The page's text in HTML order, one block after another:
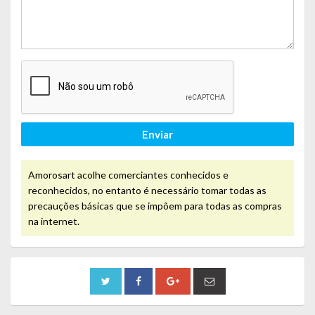
Enviar
Amorosart acolhe comerciantes conhecidos e
reconhecidos, no entanto é necessário tomar todas as
precauções básicas que se impõem para todas as compras
na internet.